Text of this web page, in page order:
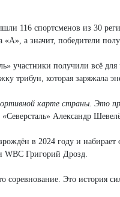
116 спортсменов из 30
«А», а значит, победители
участники получили всё
трибун, которая заряжала
карте страны. Это
Александр
в 2024 году и
Григорий Дрозд.
Это история